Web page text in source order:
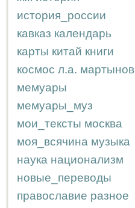
история_россии
кавказ календарь
карты китай книги
космос л.а. мартынов
мемуары
мемуары_муз
мои_тексты москва
моя_всячина музыка
наука национализм
новые_переводы
православие разное